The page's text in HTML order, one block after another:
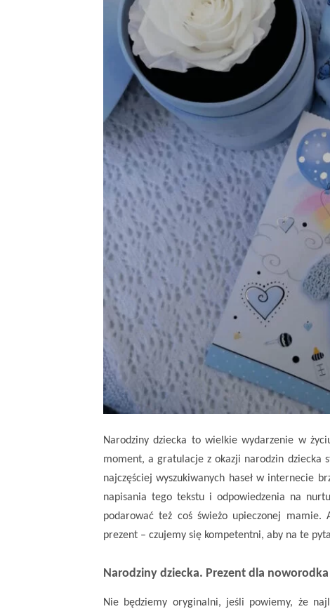
Narodziny dziecka to wielkie wydarzenie w
moment, a gratulacje z okazji narodzin dziecka
najczęściej wyszukiwanych haseł w internecie
napisania tego tekstu i odpowiedzenia na
podarować też coś świeżo upieczonej mamie.
prezent – czujemy się kompetentni, aby na te
Narodziny dziecka. Prezent dla noworodka
Nie będziemy oryginalni, jeśli powiemy, że